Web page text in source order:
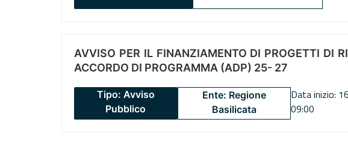
AVVISO PER IL FINANZIAMENTO DI PROGETTI DI
ACCORDO DI PROGRAMMA (ADP) 25- 27
Tipo: Avviso
Pubblico
Ente: Regione
Basilicata
Data inizio:
09:00